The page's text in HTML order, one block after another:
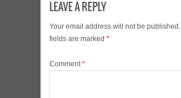
LEAVE A REPLY
Your email address will not be published.
fields are marked *
Comment*